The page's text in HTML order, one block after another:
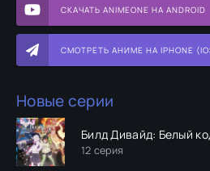
СКАЧАТЬ ANIMEONE НА ANDROID
СМОТРЕТЬ АНИМЕ НА IPHONE
Новые серии
Билд Дивайд: Белый
12 серия